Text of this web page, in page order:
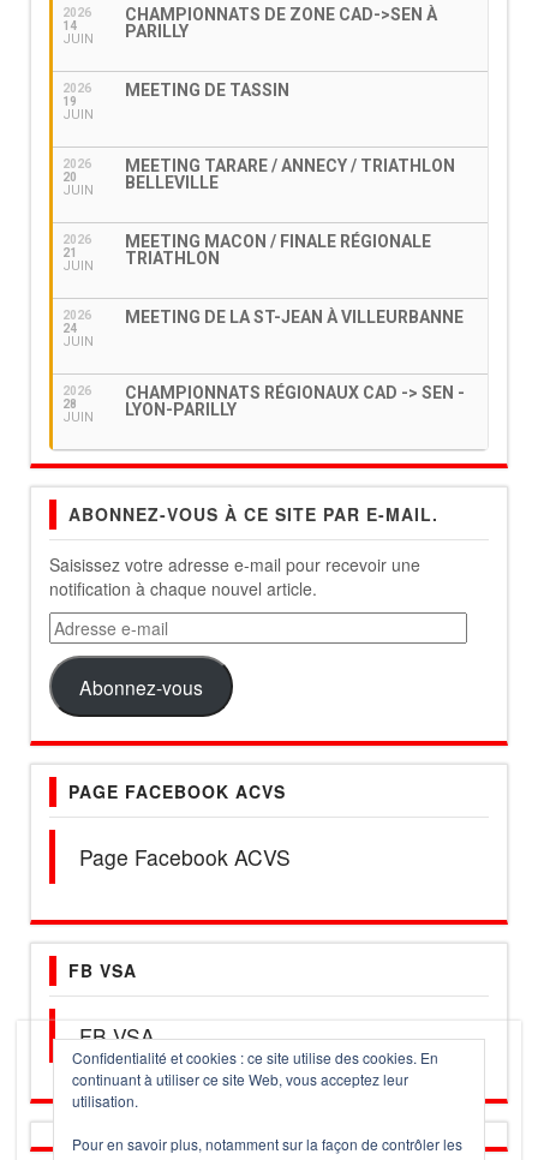
Confidentialité et cookies : ce site utilise des cookies. En
continuant à utiliser ce site Web, vous acceptez leur
utilisation.
Pour en savoir plus, notamment sur la façon de contrôler les
2026
14
JUIN
CHAMPIONNATS DE ZONE CAD->SEN À
PARILLY
2026
19
JUIN
MEETING DE TASSIN
2026
20
JUIN
MEETING TARARE / ANNECY / TRIATHLON
BELLEVILLE
2026
21
JUIN
MEETING MACON / FINALE RÉGIONALE
TRIATHLON
2026
24
JUIN
MEETING DE LA ST-JEAN À VILLEURBANNE
2026
28
JUIN
CHAMPIONNATS RÉGIONAUX CAD -> SEN -
LYON-PARILLY
ABONNEZ-VOUS À CE SITE PAR E-MAIL.
Saisissez votre adresse e-mail pour recevoir une
notification à chaque nouvel article.
Adresse
e-
mail
Abonnez-vous
PAGE FACEBOOK ACVS
Page Facebook ACVS
FB VSA
FB VSA